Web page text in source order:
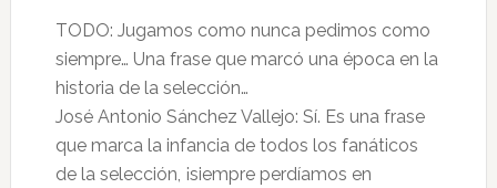
TODO: Jugamos como nunca pedimos como
siempre… Una frase que marcó una época en la
historia de la selección…
José Antonio Sánchez Vallejo: Sí. Es una frase
que marca la infancia de todos los fanáticos
de la selección, ¡siempre perdíamos en